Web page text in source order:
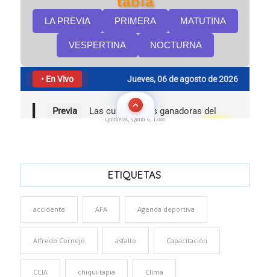
Quinielas, Quini 6, Loto
ETIQUETAS
accidente AFA Agenda deportiva
Alfredo Cornejo asfalto Capacitación
CCIA chiqui tapia Clima